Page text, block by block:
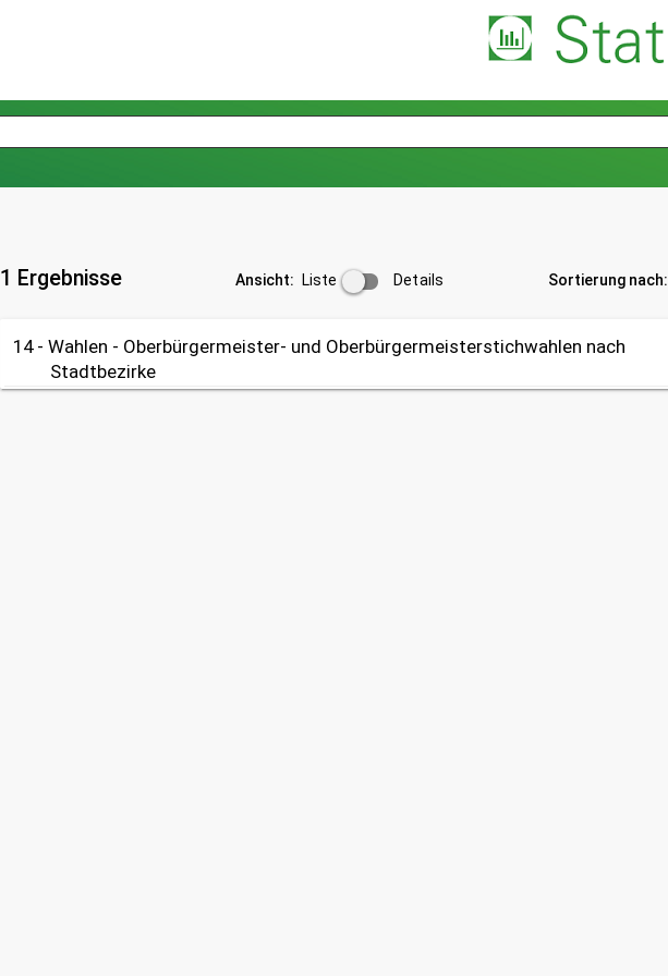
1 Ergebnisse Ansicht: Liste Details Sortierung nach:
14 - Wahlen - Oberbürgermeister- und Oberbürgermeisterstichwahlen nach
Stadtbezirke